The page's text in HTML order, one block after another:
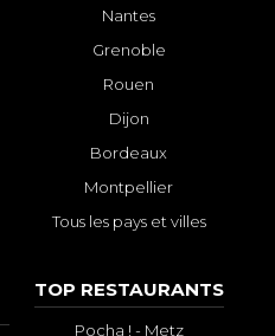
Nantes
Grenoble
Rouen
Dijon
Bordeaux
Montpellier
Tous les pays et villes
TOP RESTAURANTS
Pocha ! - Metz